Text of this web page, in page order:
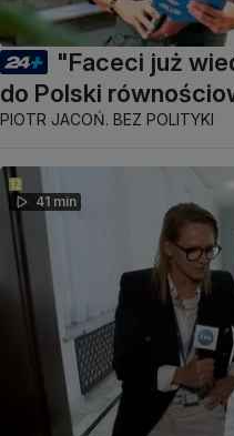
"Faceci już
do Polski
PIOTR JACOŃ. BEZ POLITYKI
41 min